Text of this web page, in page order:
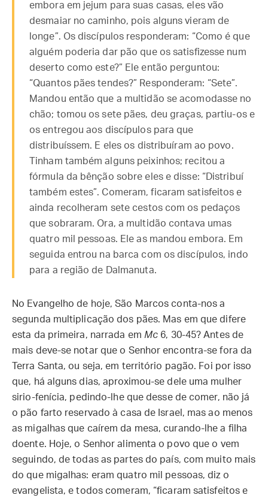
embora em jejum para suas casas, eles vão
desmaiar no caminho, pois alguns vieram de
longe”. Os discípulos responderam: “Como é que
alguém poderia dar pão que os satisfizesse num
deserto como este?” Ele então perguntou:
“Quantos pães tendes?” Responderam: “Sete”.
Mandou então que a multidão se acomodasse no
chão; tomou os sete pães, deu graças, partiu-os e
os entregou aos discípulos para que
distribuíssem. E eles os distribuíram ao povo.
Tinham também alguns peixinhos; recitou a
fórmula da bênção sobre eles e disse: “Distribuí
também estes”. Comeram, ficaram satisfeitos e
ainda recolheram sete cestos com os pedaços
que sobraram. Ora, a multidão contava umas
quatro mil pessoas. Ele as mandou embora. Em
seguida entrou na barca com os discípulos, indo
para a região de Dalmanuta.
No Evangelho de hoje, São Marcos conta-nos a
segunda multiplicação dos pães. Mas em que difere
esta da primeira, narrada em Mc 6, 30-45? Antes de
mais deve-se notar que o Senhor encontra-se fora da
Terra Santa, ou seja, em território pagão. Foi por isso
que, há alguns dias, aproximou-se dele uma mulher
sirio-fenícia, pedindo-lhe que desse de comer, não já
o pão farto reservado à casa de Israel, mas ao menos
as migalhas que caírem da mesa, curando-lhe a filha
doente. Hoje, o Senhor alimenta o povo que o vem
seguindo, de todas as partes do país, com muito mais
do que migalhas: eram quatro mil pessoas, diz o
evangelista, e todos comeram, “ficaram satisfeitos e